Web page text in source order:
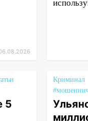
5
Криминал